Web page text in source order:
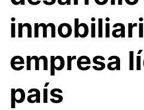
empresa
país